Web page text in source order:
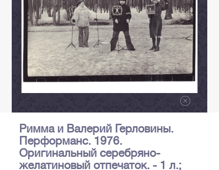
Римма и Валерий Герловины.
Перформанс. 1976.
Оригинальный серебряно-
желатиновый отпечаток. - 1 л.;